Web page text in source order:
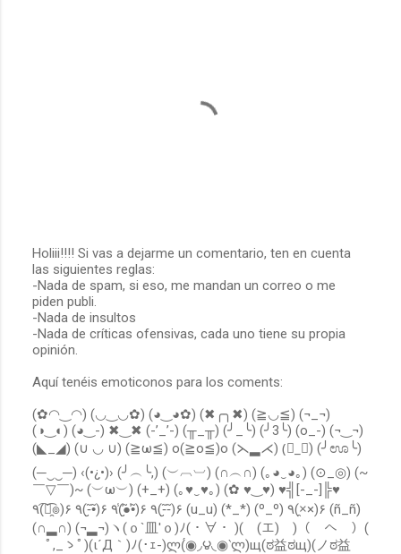
P
u
b
l
i
c
r
n
c
o
m
e
t
a
Holiii!!!! Si vas a dejarme un comentario, ten en cuenta
las siguientes reglas:
-Nada de spam, si eso, me mandan un correo o me
piden publi.
-Nada de insultos
-Nada de críticas ofensivas, cada uno tiene su propia
opinión.
Aquí tenéis emoticonos para los coments:
(✿◠‿◠) (◡‿◡✿) (◕‿◕✿) (✖╭╮✖) (≧◡≦) (¬_¬)
(◑‿◐) (◕‿-) ✖‿✖ (-’_’-) (╥_╥) (╯_╰) (╯3╰) (o_-) (¬‿¬)
(◣_◢) (∪ ◡ ∪) (≧ω≦) o(≧o≦)o (⋋▂⋌) (॓_॔) (╯ಊ╰)
(─‿‿─) ‹(•¿•)› (╯︵╰,) (︶︹︺) (∩︵∩) (｡◕‿◕｡) (⊙_◎) (~
￣▽￣)~ (︶ω︶) (+_+) (｡♥‿♥｡) (✿ ♥‿♥) ♥╣[-_-]╠♥
٩(͡๏̯͡๏)۶ ٩(-̮̮̃•̃)۶ ٩(̾●̮̮̃̾•̃̾)۶ ٩(-̮̮̃-̃)۶ (u_u) (*_*) (º_º) ٩(×̯×)۶ (ñ_ñ)
(∩▂∩) (¬▂¬)ヽ(ｏ`皿′ｏ)ﾉ(・∀・ )(￣(エ)￣)（￣へ￣）(
ﾟ,_ゝﾟ)(ι´Д｀)ﾉ(･ｪ-)ლ(́◉◞౪◟◉‵ლ)щ(ಠ益ಠщ)(ノಠ益